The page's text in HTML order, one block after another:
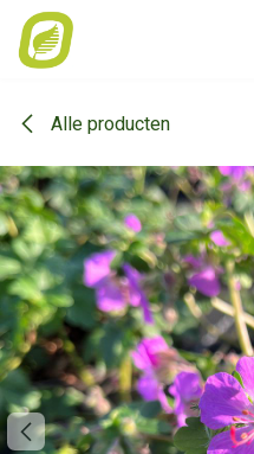
Overslaan naar inhoud
Alle producten